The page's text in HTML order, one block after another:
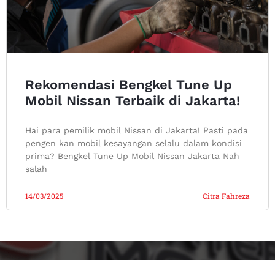
Rekomendasi Bengkel Tune Up
Mobil Nissan Terbaik di Jakarta!
Hai para pemilik mobil Nissan di Jakarta! Pasti pada
pengen kan mobil kesayangan selalu dalam kondisi
prima? Bengkel Tune Up Mobil Nissan Jakarta Nah
salah
Citra Fahreza
14/03/2025